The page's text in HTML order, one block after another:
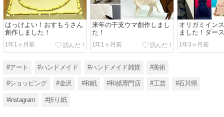
はっけよい！おすもうさん
創作しました！
1年1ヶ月前
来年の干支ウマ創作しまし
た！
1年1ヶ月前
オリガミイン
ました！ダー
編
1年3ヶ月前
#アート #ハンドメイド #ハンドメイド雑貨 #美術
#ショッピング #金沢 #和紙 #和紙専門店 #工芸 #石川県
#instagram #折り紙